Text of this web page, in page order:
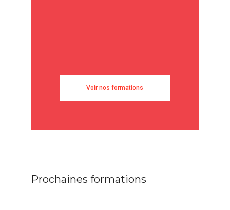
Voir nos formations
Prochaines formations